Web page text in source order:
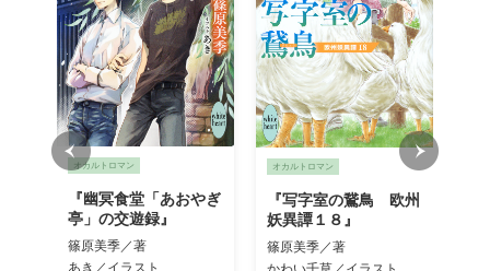
オカルトロマン
『幽冥食堂「あおやぎ
亭」の交遊録』
篠原美季／著
あき／イラスト
オカルトロマン
『写字室の鵞鳥 欧州
妖異譚１８』
篠原美季／著